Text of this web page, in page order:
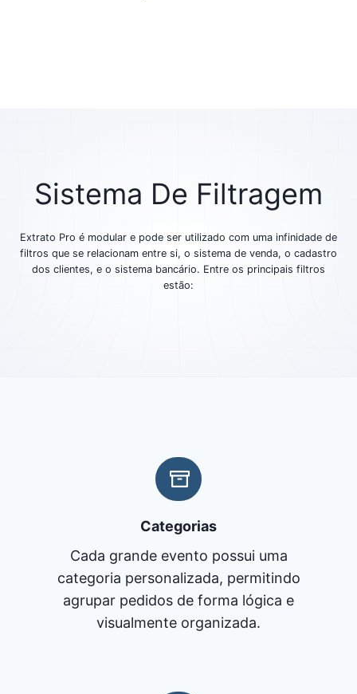
Sistema De Filtragem
Extrato Pro é modular e pode ser utilizado com uma infinidade de
filtros que se relacionam entre si, o sistema de venda, o cadastro
dos clientes, e o sistema bancário. Entre os principais filtros
estão:
Categorias
Cada grande evento possui uma
categoria personalizada, permitindo
agrupar pedidos de forma lógica e
visualmente organizada.